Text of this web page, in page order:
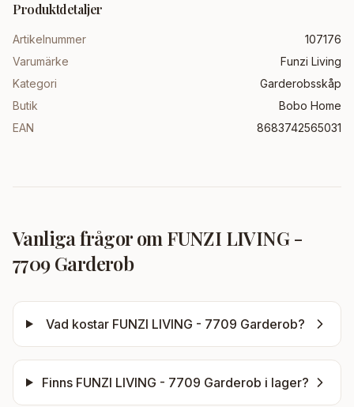
Produktdetaljer
Artikelnummer
107176
Varumärke
Funzi Living
Kategori
Garderobsskåp
Butik
Bobo Home
EAN
8683742565031
Vanliga frågor om FUNZI LIVING -
7709 Garderob
Vad kostar FUNZI LIVING - 7709 Garderob?
Finns FUNZI LIVING - 7709 Garderob i lager?